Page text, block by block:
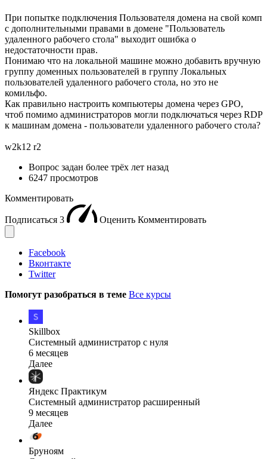
При попытке подключения Пользователя домена на свой комп
с дополнительными правами в домене "Пользователь
удаленного рабочего стола" выходит ошибка о
недостаточности прав.
Понимаю что на локальной машине можно добавить вручную
группу доменных пользователей в группу Локальных
пользователей удаленного рабочего стола, но это не
комильфо.
Как правильно настроить компьютеры домена через GPO,
чтоб помимо администраторов могли подключаться через RDP
к машинам домена - пользователи удаленного рабочего стола?
w2k12 r2
Вопрос задан более трёх лет назад
6247 просмотров
Комментировать
Подписаться 3 Оценить Комментировать
Facebook
Вконтакте
Twitter
Помогут разобраться в теме Все курсы
Skillbox
Системный администратор с нуля
6 месяцев
Далее
Яндекс Практикум
Системный администратор расширенный
9 месяцев
Далее
Бруноям